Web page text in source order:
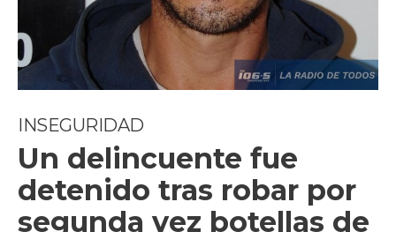
INSEGURIDAD
Un delincuente fue
detenido tras robar por
segunda vez botellas de